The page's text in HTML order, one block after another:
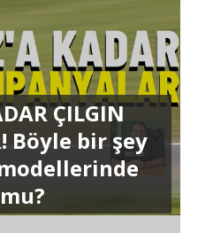
ÇILGIN
Böyle bir şey